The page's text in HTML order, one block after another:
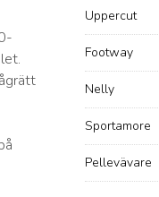
Uppercut
Footway
Nelly
Sportamore
Pellevävare